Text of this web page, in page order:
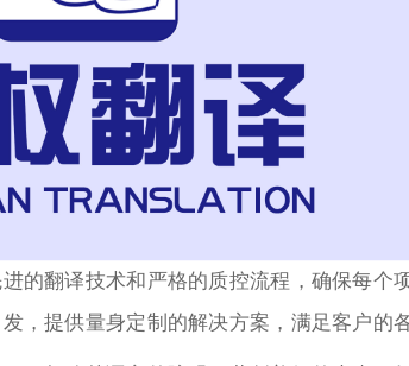
的翻译技术和严格的质控流程，确保每个
，提供量身定制的解决方案，满足客户的